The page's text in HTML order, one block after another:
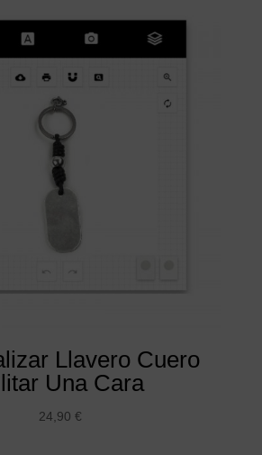
Llavero Cuero
Una Cara
24,90 €